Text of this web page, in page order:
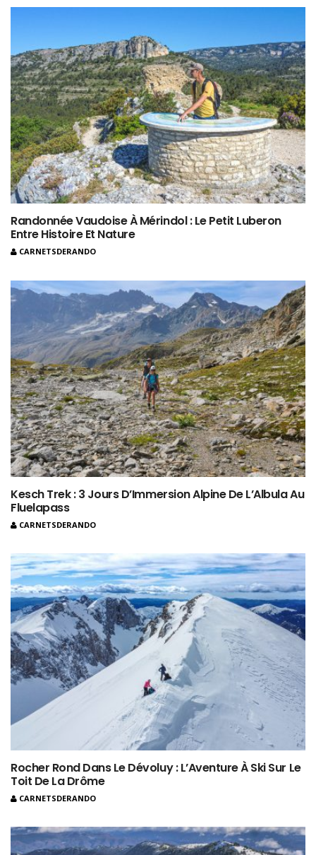
Randonnée Vaudoise À Mérindol : Le Petit Luberon
Entre Histoire Et Nature
CARNETSDERANDO
Kesch Trek : 3 Jours D’Immersion Alpine De L’Albula Au
Fluelapass
CARNETSDERANDO
Rocher Rond Dans Le Dévoluy : L’Aventure À Ski Sur Le
Toit De La Drôme
CARNETSDERANDO